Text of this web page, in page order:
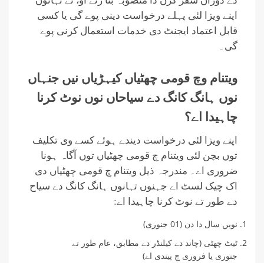
اپنے ویزا لئی پہلے درخواست دینی پوے گی یا کسی
قابل اعتماد ایجنٹ دی خدمات استعمال کرنی پوے
گی۔
ویتنام وچ قومی چھٹیاں کیہڑیاں نیں جنہاں
نوں ہانگ کانگ دے سیاحاں نوں نوٹ کرنا
چاہیدا اے؟
اپنے ویزا لئی درخواست دیندے ہوئے کسے وی تکلیف
توں بچن لئی ویتنام چ قومی چھٹیاں توں آگاہ ہونا
ضروری اے۔ مندرجہ ذیل ویتنام چ قومی چھٹیاں دی
اک چیک لسٹ اے جہنوں تہانوں ہانگ کانگ دے سیاح
دے طور تے نوٹ کرنا چاہیدا اے:
نویں سال دا دن (01 جنوری)
ٹیٹ چھٹی (چاند دے کیلنڈر دے مطابق، عام طور تے
جنوری یا فروری چ پیندی اے)